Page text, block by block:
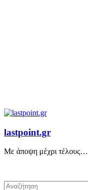
lastpoint.gr
Με άποψη μέχρι τέλους…